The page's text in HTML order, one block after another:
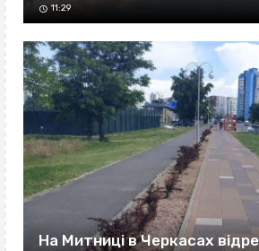
11:29
На Митниці в Черкасах